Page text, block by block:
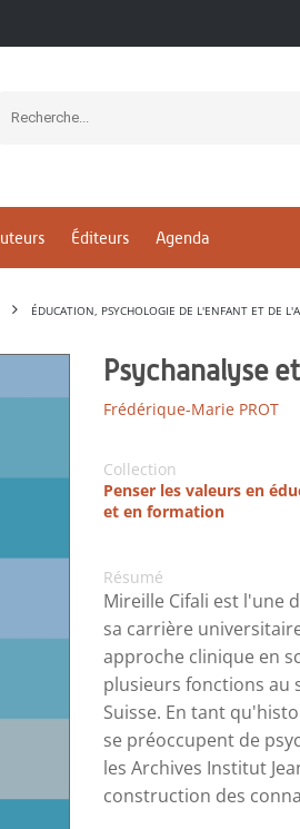
Éditeurs Agenda
ÉDUCATION, PSYCHOLOGIE DE L'ENFANT ET DE
Psychanalyse
Frédérique-Marie PROT
Collection
Penser les valeurs en
et en formation
Résumé
Mireille Cifali est l'une
sa carrière
approche clinique en
plusieurs fonctions au
Suisse. En tant
se préoccupent de
les Archives Institut
construction des